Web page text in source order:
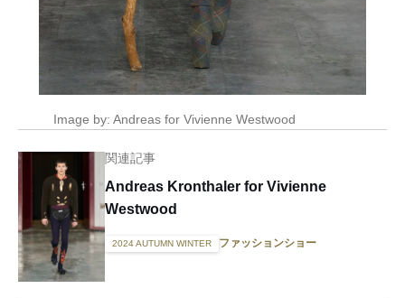
Image by: Andreas for Vivienne Westwood
関連記事
Andreas Kronthaler for Vivienne
Westwood
2024 AUTUMN WINTER ファッションショー